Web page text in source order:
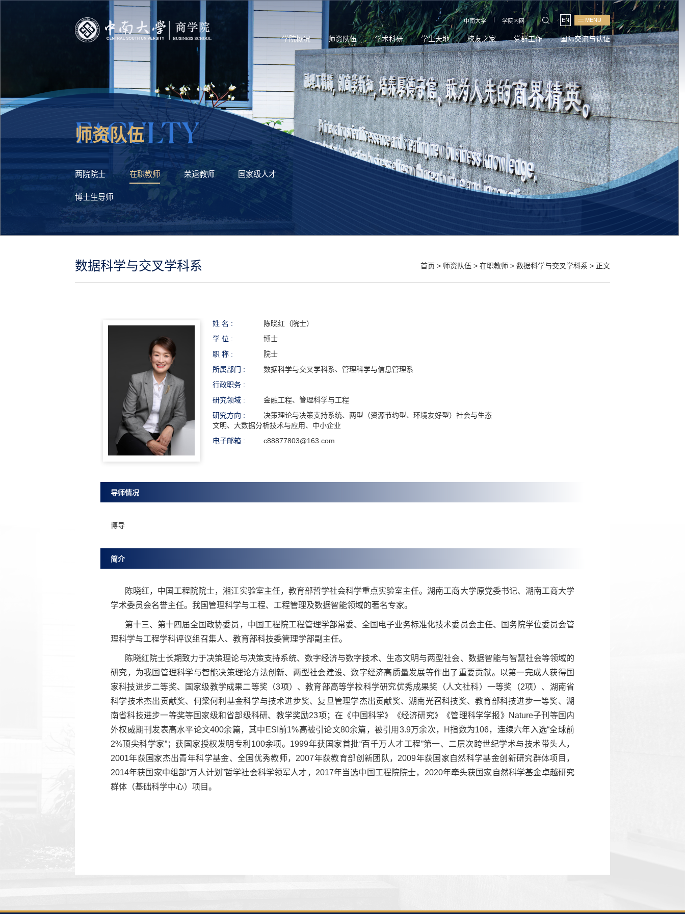
中南大学 | 学院内网 EN MENU
学院概况 师资队伍 学术科研 学生天地 校友之家 党群工作 国际交流与认证
FACULTY
师资队伍
两院院士 在职教师 荣退教师 国家级人才
博士生导师
数据科学与交叉学科系 首页 > 师资队伍 > 在职教师 > 数据科学与交叉学科系 > 正文
姓 名 :
陈晓红（院士）
学 位 :
博士
职 称 :
院士
所属部门 :
数据科学与交叉学科系、管理科学与信息管理系
行政职务 :
研究领域 :
金融工程、管理科学与工程
研究方向 :
决策理论与决策支持系统、两型（资源节约型、环境友好型）社会与生态
文明、大数据分析技术与应用、中小企业
电子邮箱 :
c88877803@163.com
导师情况
博导
简介
陈晓红，中国工程院院士，湘江实验室主任，教育部哲学社会科学重点实验室主任。湖南工商大学原党委书记、湖南工商大学
学术委员会名誉主任。我国管理科学与工程、工程管理及数据智能领域的著名专家。
第十三、第十四届全国政协委员，中国工程院工程管理学部常委、全国电子业务标准化技术委员会主任、国务院学位委员会管
理科学与工程学科评议组召集人、教育部科技委管理学部副主任。
陈晓红院士长期致力于决策理论与决策支持系统、数字经济与数字技术、生态文明与两型社会、数据智能与智慧社会等领域的
研究，为我国管理科学与智能决策理论方法创新、两型社会建设、数字经济高质量发展等作出了重要贡献。以第一完成人获得国
家科技进步二等奖、国家级教学成果二等奖（3项）、教育部高等学校科学研究优秀成果奖（人文社科）一等奖（2项）、湖南省
科学技术杰出贡献奖、何梁何利基金科学与技术进步奖、复旦管理学杰出贡献奖、湖南光召科技奖、教育部科技进步一等奖、湖
南省科技进步一等奖等国家级和省部级科研、教学奖励23项；在《中国科学》《经济研究》《管理科学学报》Nature子刊等国内
外权威期刊发表高水平论文400余篇，其中ESI前1%高被引论文80余篇，被引用3.9万余次，H指数为106，连续六年入选“全球前
2%顶尖科学家”；获国家授权发明专利100余项。1999年获国家首批“百千万人才工程”第一、二层次跨世纪学术与技术带头人，
2001年获国家杰出青年科学基金、全国优秀教师，2007年获教育部创新团队，2009年获国家自然科学基金创新研究群体项目，
2014年获国家中组部“万人计划”哲学社会科学领军人才，2017年当选中国工程院院士，2020年牵头获国家自然科学基金卓越研究
群体（基础科学中心）项目。